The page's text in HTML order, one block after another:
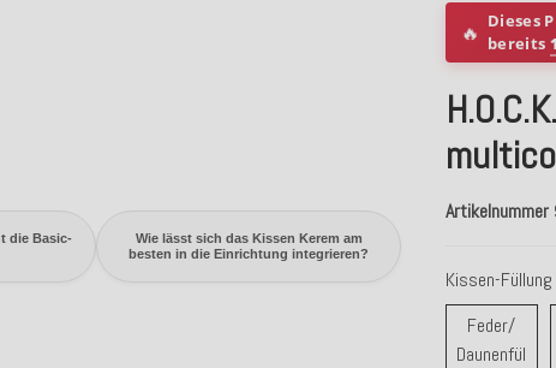
die Basic-
Wie lässt sich das Kissen Kerem am
besten in die Einrichtung integrieren?
🔥
Dieses
bereits
Artikelnummer
Kissen-Füllung
Feder/
Daunenfül